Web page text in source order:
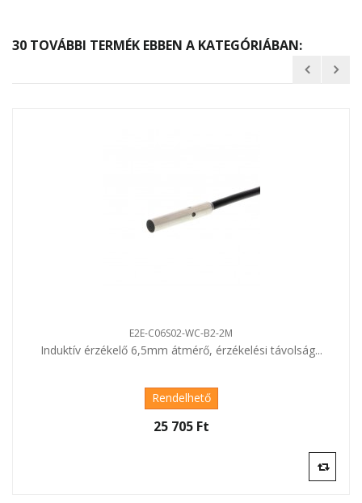
30 TOVÁBBI TERMÉK EBBEN A KATEGÓRIÁBAN:
E2E-C06S02-WC-B2-2M
Induktív érzékelő 6,5mm átmérő, érzékelési távolság...
Rendelhető
25 705 Ft‎